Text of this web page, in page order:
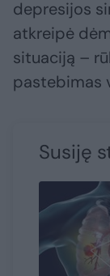
depresijos
atkreipė
situaciją –
pastebimas
Susiję